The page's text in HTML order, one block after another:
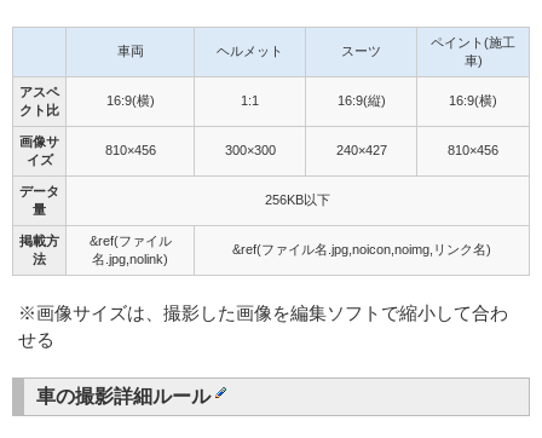
車両 ヘルメット スーツ
ペイント(施工
車)
アスペ
クト比
16:9(横) 1:1 16:9(縦) 16:9(横)
画像サ
イズ
810×456 300×300 240×427 810×456
データ
量
256KB以下
掲載方
法
&ref(ファイル
名.jpg,nolink)
&ref(ファイル名.jpg,noicon,noimg,リンク名)
※画像サイズは、撮影した画像を編集ソフトで縮小して合わ
せる
車の撮影詳細ルール